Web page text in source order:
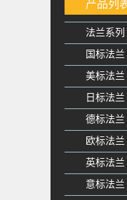
产品列
法兰系列
国标法兰
美标法兰
日标法兰
德标法兰
欧标法兰
英标法兰
意标法兰